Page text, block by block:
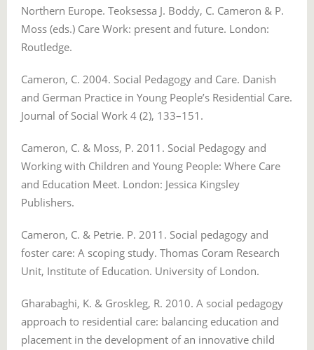
Northern Europe. Teoksessa J. Boddy, C. Cameron & P.
Moss (eds.) Care Work: present and future. London:
Routledge.
Cameron, C. 2004. Social Pedagogy and Care. Danish
and German Practice in Young People’s Residential Care.
Journal of Social Work 4 (2), 133–151.
Cameron, C. & Moss, P. 2011. Social Pedagogy and
Working with Children and Young People: Where Care
and Education Meet. London: Jessica Kingsley
Publishers.
Cameron, C. & Petrie. P. 2011. Social pedagogy and
foster care: A scoping study. Thomas Coram Research
Unit, Institute of Education. University of London.
Gharabaghi, K. & Groskleg, R. 2010. A social pedagogy
approach to residential care: balancing education and
placement in the development of an innovative child